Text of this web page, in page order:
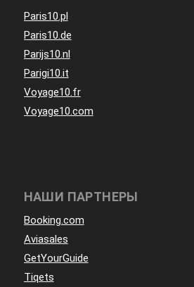
Paris10.pl
Paris10.de
Parijs10.nl
Parigi10.it
Voyage10.fr
Voyage10.com
НАШИ ПАРТНЕРЫ
Booking.com
Aviasales
GetYourGuide
Tiqets